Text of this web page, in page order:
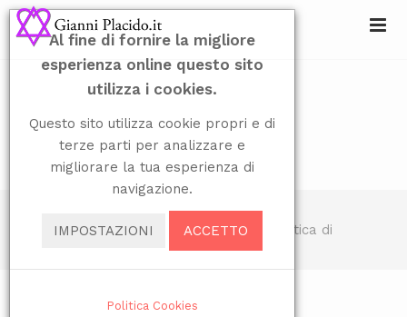
Blog
All'origine della Psicomagia: Una pratica di
sciamanesimo contemporaneo
26 OTTOBRE 2023
Al fine di fornire la migliore
esperienza online questo sito
utilizza i cookies.
Questo sito utilizza cookie propri e di
terze parti per analizzare e
migliorare la tua esperienza di
navigazione.
IMPOSTAZIONI ACCETTO
Politica Cookies